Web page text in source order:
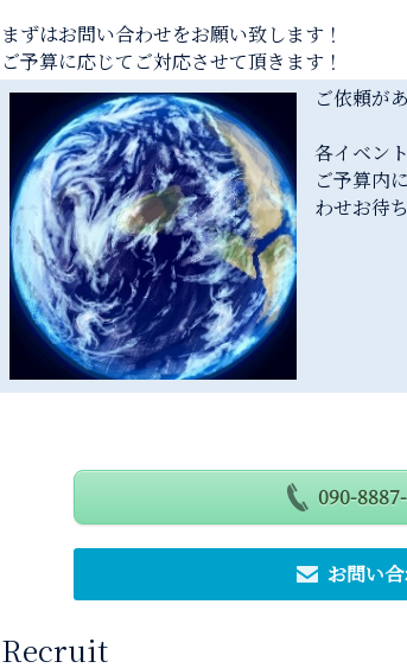
まずはお問い合わせをお願い致します！
ご予算に応じてご対応させて頂きます！
ご依頼が
各イベン
ご予算内
わせお待
090-
お問い
Recruit